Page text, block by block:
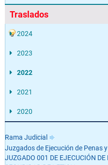
Traslados
2024
2023
2022
2021
2020
Rama Judicial
Juzgados de Ejecución de Penas
JUZGADO 001 DE EJECUCIÓN DE